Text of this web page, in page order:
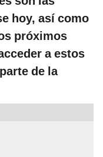
hoy, así como
próximos
a estos
de la